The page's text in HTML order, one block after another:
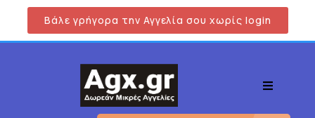
Βάλε γρήγορα την Αγγελία σου χωρίς login